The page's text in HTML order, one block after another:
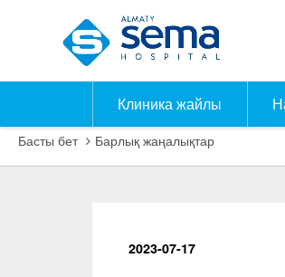
Клиника жайлы
Басты бет Барлық жаңалықтар
2023-07-17